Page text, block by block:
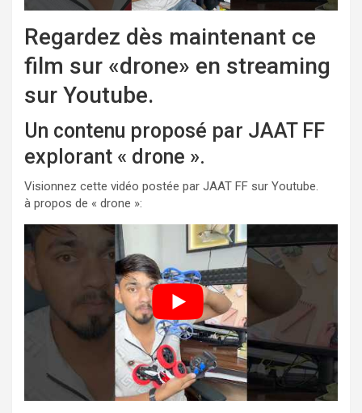
Regardez dès maintenant ce
film sur «drone» en streaming
sur Youtube.
Un contenu proposé par JAAT FF
explorant « drone ».
Visionnez cette vidéo postée par JAAT FF sur Youtube.
à propos de « drone »: